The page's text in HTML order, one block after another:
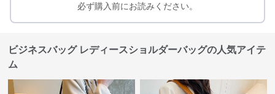
必ず購入前にお読みください。
ビジネスバッグ レディースショルダーバッグの人気アイテ
ム